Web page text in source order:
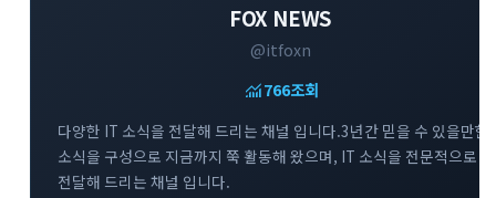
FOX NEWS
@itfoxn
monitoring766조회
다양한 IT 소식을 전달해 드리는 채널 입니다.3년간 믿을 수 있을만한
소식을 구성으로 지금까지 쭉 활동해 왔으며, IT 소식을 전문적으로
전달해 드리는 채널 입니다.